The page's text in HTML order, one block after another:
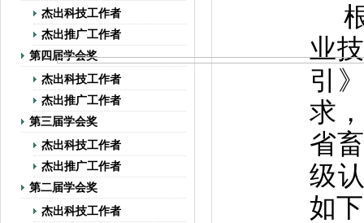
杰出科技工作者
杰出推广工作者
第四届学会奖
杰出科技工作者
杰出推广工作者
第三届学会奖
杰出科技工作者
杰出推广工作者
第二届学会奖
杰出科技工作者
业
引
求
省
级
如